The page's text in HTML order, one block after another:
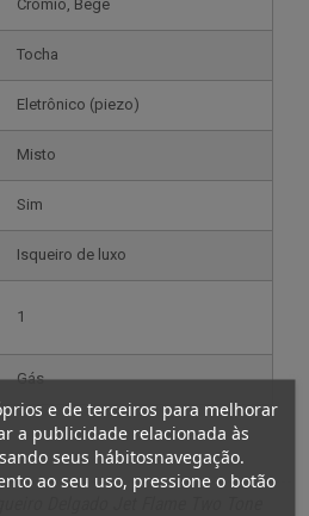
e de terceiros para melhorar
a publicidade relacionada às
seus hábitosnavegação.
ao seu uso, pressione o botão
Crómio, Bege
Tocha
eletrônico (piezo)
misto
sim
isqueiro de luxo
1
gás
Delgado Jet Flame Two Tone